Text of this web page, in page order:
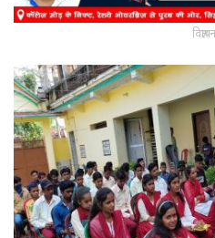
विज्ञापन